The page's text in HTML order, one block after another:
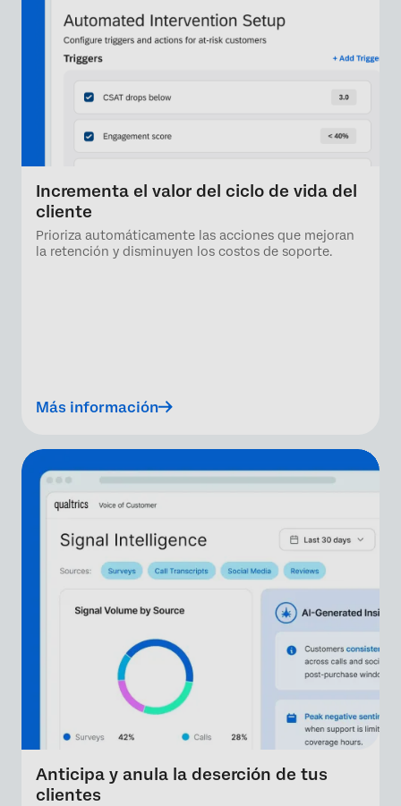
Incrementa el valor del ciclo de vida del
cliente
Prioriza automáticamente las acciones que mejoran
la retención y disminuyen los costos de soporte.
Más información
Anticipa y anula la deserción de tus
clientes